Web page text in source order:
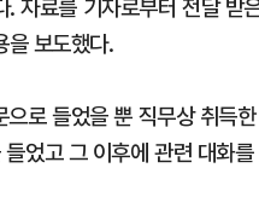
자료를 기자로부터 전달 받
보도했다.
로 들었을 뿐 직무상 취득
었고 그 이후에 관련 대화